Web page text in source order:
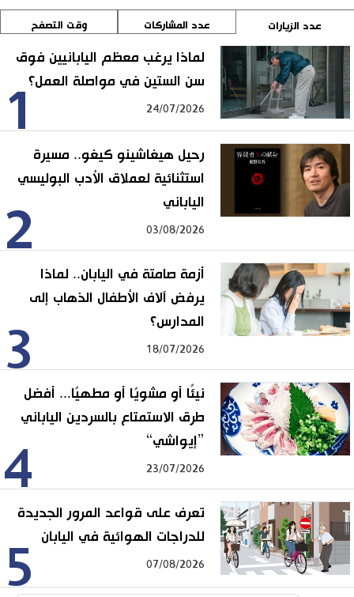
عدد الزيارات عدد المشاركات وقت التصفح
1
لماذا يرغب معظم اليابانيين فوق
سن الستين في مواصلة العمل؟
24/07/2026
2
رحيل هيغاشينو كيغو.. مسيرة
استثنائية لعملاق الأدب البوليسي
الياباني
03/08/2026
3
أزمة صامتة في اليابان.. لماذا
يرفض آلاف الأطفال الذهاب إلى
المدارس؟
18/07/2026
4
نيئًا أو مشويًا أو مطهيًا... أفضل
طرق الاستمتاع بالسردين الياباني
”إيواشي“
23/07/2026
5
تعرف على قواعد المرور الجديدة
للدراجات الهوائية في اليابان
07/08/2026